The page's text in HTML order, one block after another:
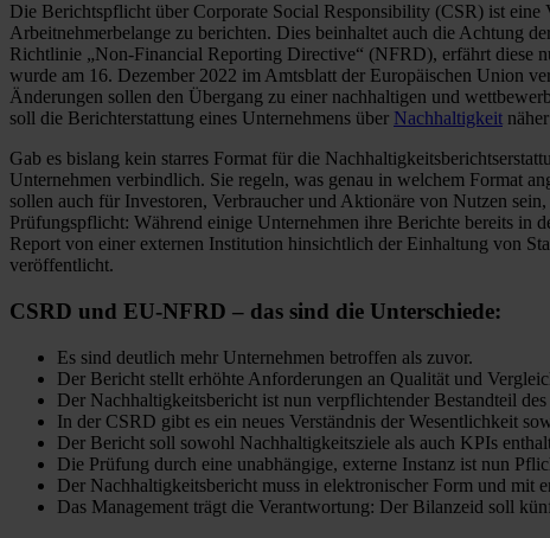
Die Berichtspflicht über Corporate Social Responsibility (CSR) ist
Arbeitnehmerbelange zu berichten. Dies beinhaltet auch die Achtung
Richtlinie „Non-Financial Reporting Directive“ (NFRD), erfährt diese
wurde am 16. Dezember 2022 im Amtsblatt der Europäischen Union
Änderungen sollen den Übergang zu einer nachhaltigen und
soll die Berichterstattung eines Unternehmens über Nachhaltigkeit
Gab es bislang kein starres Format für die
Unternehmen verbindlich. Sie regeln, was genau in welchem Format
sollen auch für Investoren, Verbraucher und Aktionäre von Nutzen
Prüfungspflicht: Während einige Unternehmen ihre Berichte bereits
Report von einer externen Institution hinsichtlich der Einhaltung von
veröffentlicht.
CSRD und EU-NFRD – das sind die Unterschiede:
Es sind deutlich mehr Unternehmen betroffen als zuvor.
Der Bericht stellt erhöhte Anforderungen an Qualität und
Der Nachhaltigkeitsbericht ist nun verpflichtender Bestandteil
In der CSRD gibt es ein neues Verständnis der Wesentlichkeit
Der Bericht soll sowohl Nachhaltigkeitsziele als auch KPIs
Die Prüfung durch eine unabhängige, externe Instanz ist nun
Der Nachhaltigkeitsbericht muss in elektronischer Form und mit
Das Management trägt die Verantwortung: Der Bilanzeid soll